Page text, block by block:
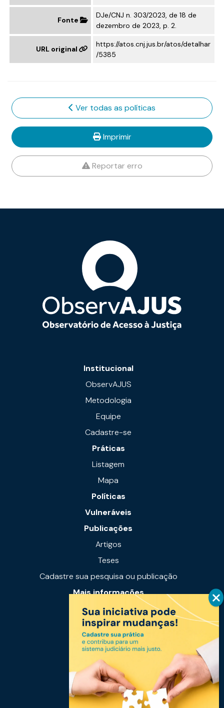
Fonte
DJe/CNJ n. 303/2023, de 18 de
dezembro de 2023, p. 2.
URL original
https://atos.cnj.jus.br/atos/detalhar
/5385
Ver todas as políticas
Imprimir
Reportar erro
Institucional
ObservAJUS
Metodologia
Equipe
Cadastre-se
Práticas
Listagem
Mapa
Políticas
Vulneráveis
Publicações
Artigos
Teses
Cadastre sua pesquisa ou publicação
Mais informações
Notícias
Links úteis
Fale conosco